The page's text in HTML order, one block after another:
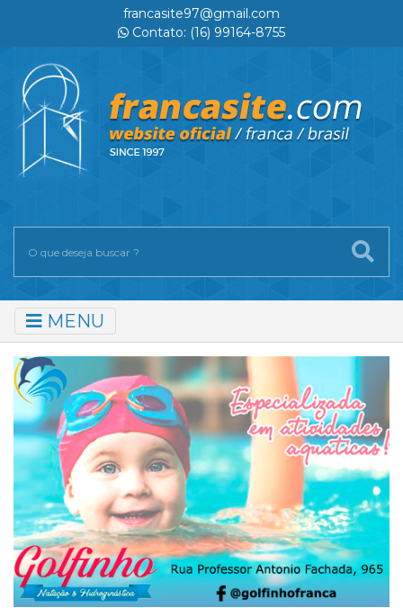
francasite97@gmail.com
Contato: (16) 99164-8755
MENU